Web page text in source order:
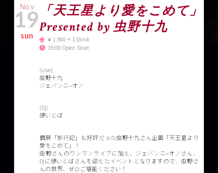
No.v
19
sun
「天王星より愛をこめて」
Presented by 虫野十九
￥1.500 + 1 Drink
19:00 Open Strat
(Live)
虫野十九
ジェバンニ=オノ
(Dj)
硬いとば
個展「旅行記」も好評だった虫野十九さん企画「天王星より
愛をこめて」！
虫野さんのワンマンライブに加え、ジェバンニ=オノさん、
Djに硬いとばさんを迎えたイベントとなりますので、虫野さ
んの世界、ぜひご堪能ください！